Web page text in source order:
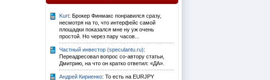
Kurt: Брокер Финмакс понравился сразу,
несмотря на то, что интерфейс самой
площадки показался мне ну уж очень
простой. Но через пару часов...
Частный инвестор (speculantu.ru):
Переадресовал вопрос со-автору статьи,
Дмитрию, на что он кратко ответил: «ДА».
Андрей Кириенко: То есть на EURJPY